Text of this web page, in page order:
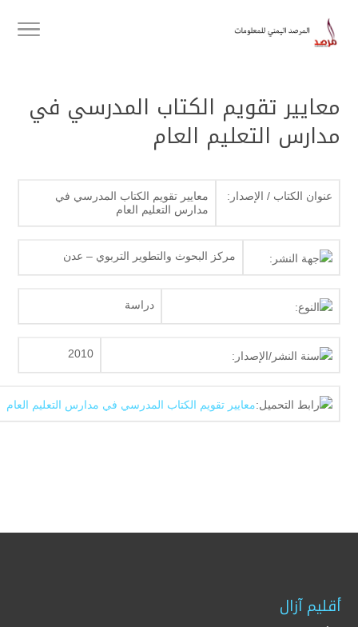
معايير تقويم الكتاب المدرسي في
مدارس التعليم العام
عنوان الكتاب / الإصدار:
معايير تقويم الكتاب المدرسي في
مدارس التعليم العام
جهة النشر: مركز البحوث والتطوير التربوي – عدن
النوع: دراسة
سنة النشر/الإصدار: 2010
رابط التحميل:معايير تقويم الكتاب المدرسي في مدارس التعليم العام
أقليم آزال